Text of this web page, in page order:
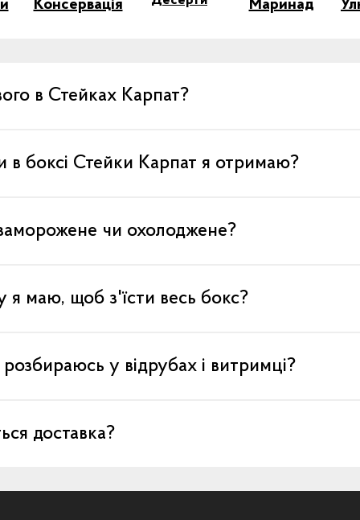
Маринад
Консервація
в Стейках Карпат?
в боксі Стейки Карпат я отримаю?
чи охолоджене?
я маю, щоб з'їсти весь бокс?
у відрубах і витримці?
доставка?